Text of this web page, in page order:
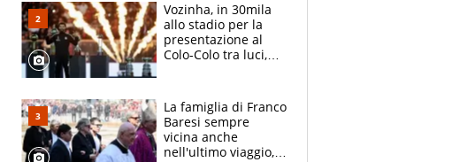
Vozinha, in 30mila
allo stadio per la
presentazione al
Colo-Colo tra luci,
La famiglia di Franco
Baresi sempre
vicina anche
nell'ultimo viaggio,